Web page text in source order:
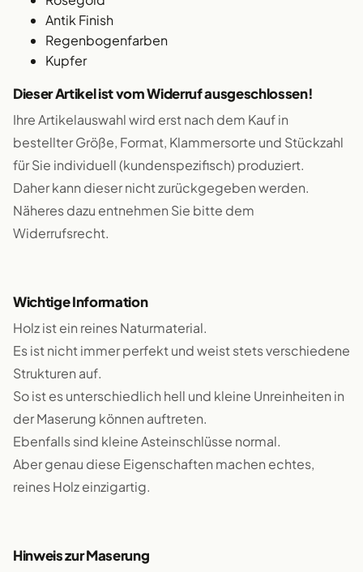
Antik Finish
Regenbogenfarben
Kupfer
Dieser Artikel ist vom Widerruf ausgeschlossen!
Ihre Artikelauswahl wird erst nach dem Kauf in
bestellter Größe, Format, Klammersorte und Stückzahl
für Sie individuell (kundenspezifisch) produziert.
Daher kann dieser nicht zurückgegeben werden.
Näheres dazu entnehmen Sie bitte dem
Widerrufsrecht.
Wichtige Information
Holz ist ein reines Naturmaterial.
Es ist nicht immer perfekt und weist stets verschiedene
Strukturen auf.
So ist es unterschiedlich hell und kleine Unreinheiten in
der Maserung können auftreten.
Ebenfalls sind kleine Asteinschlüsse normal.
Aber genau diese Eigenschaften machen echtes,
reines Holz einzigartig.
Hinweis zur Maserung